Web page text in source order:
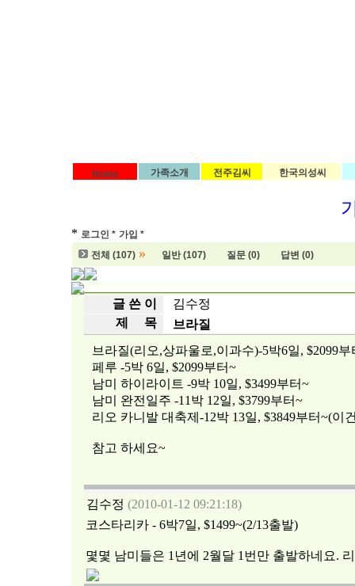
Home 가족소개 전주김씨 한국의성씨
* 로그인 * 가입 *
전체 (107) » 일반 (107) 질문 (0) 답변 (0)
글 쓴 이
김수정
제 목
브라질
브라질(리오,상파울로,이과수)-5박6일, $2099부
페루 -5박 6일, $2099부터~
남미 하이라이트 -9박 10일, $3499부터~
남미 완전일주 -11박 12일, $3799부터~
리오 카니발 대축제-12박 13일, $3849부터~(이
참고 하세요~
김수정 (2010-01-12 09:21:18)
코스타리카 - 6박7일, $1499~(2/13출발)
몇몇 남미들은 1년에 2월달 1번만 출발하네요.